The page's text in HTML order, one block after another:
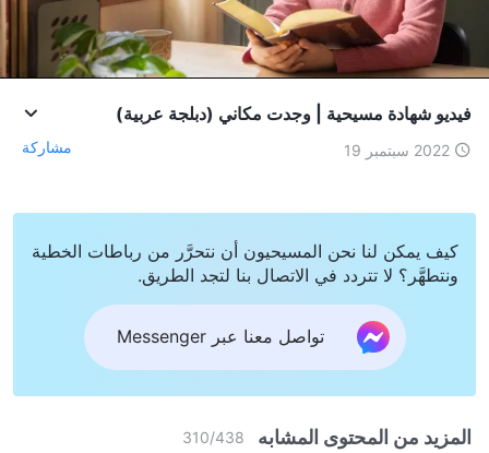
فيديو شهادة مسيحية | وجدت مكاني (دبلجة عربية)
2022 سبتمبر 19 مشاركة
كيف يمكن لنا نحن المسيحيون أن نتحرَّر من رباطات الخطية
ونتطهَّر؟ لا تتردد في الاتصال بنا لتجد الطريق.
تواصل معنا عبر Messenger
المزيد من المحتوى المشابه 310/438